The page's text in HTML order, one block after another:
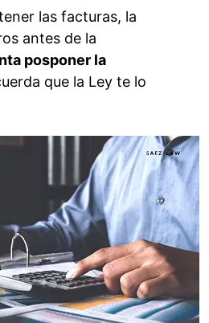
las facturas, la
antes de la
posponer la
que la Ley te lo